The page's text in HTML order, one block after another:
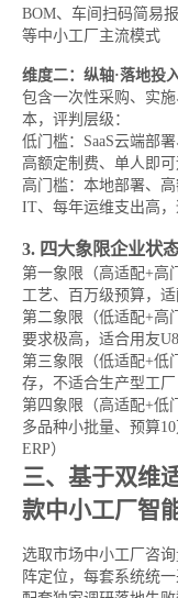
BOM、车间扫码简易
等中小工厂主流模式
维度二：纵轴·落地投
包含一次性采购、实
本，评判层级：
低门槛：SaaS云端部
高额定制费、单人即
高门槛：本地部署、
IT、每年运维支出高
3. 四大象限企业状
第一象限（高适配+高
工艺、百万级预算，
第二象限（低适配+高
要求极高，适合用友
第三象限（低适配+低
存，不适合生产型工厂
第四象限（高适配+低
多品种小批量、预算
ERP）
三、基于双维
款中小工厂智
选取市场中小工厂咨
阵定位，每套系统统